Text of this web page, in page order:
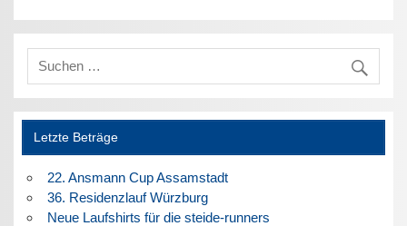
Letzte Beträge
22. Ansmann Cup Assamstadt
36. Residenzlauf Würzburg
Neue Laufshirts für die steide-runners